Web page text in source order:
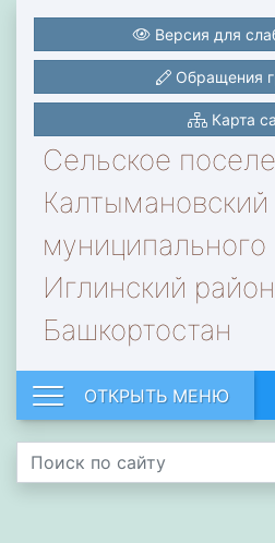
Сельское
Калтымановский
муниципального
Иглинский
Башкортостан
Версия для
Обращения
Карта
ОТКРЫТЬ МЕНЮ